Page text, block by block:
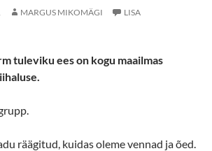
MARGUS MIKOMÄGI
LISA
tuleviku ees on kogu maailmas
räägitud, kuidas oleme vennad ja õed.